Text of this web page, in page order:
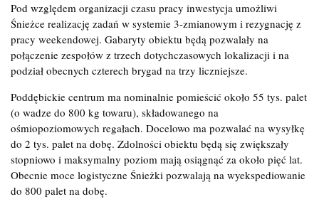
Pod względem organizacji czasu pracy inwestycja umożliwi
Śnieżce realizację zadań w systemie 3-zmianowym i rezygnację z
pracy weekendowej. Gabaryty obiektu będą pozwalały na
połączenie zespołów z trzech dotychczasowych lokalizacji i na
podział obecnych czterech brygad na trzy liczniejsze.
Poddębickie centrum ma nominalnie pomieścić około 55 tys. palet
(o wadze do 800 kg towaru), składowanego na
ośmiopoziomowych regałach. Docelowo ma pozwalać na wysyłkę
do 2 tys. palet na dobę. Zdolności obiektu będą się zwiększały
stopniowo i maksymalny poziom mają osiągnąć za około pięć lat.
Obecnie moce logistyczne Śnieżki pozwalają na wyekspediowanie
do 800 palet na dobę.